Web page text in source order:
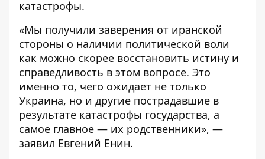
катастрофы.
«Мы получили заверения от иранской
стороны о наличии политической воли
как можно скорее восстановить истину и
справедливость в этом вопросе. Это
именно то, чего ожидает не только
Украина, но и другие пострадавшие в
результате катастрофы государства, а
самое главное — их родственники», —
заявил Евгений Енин.